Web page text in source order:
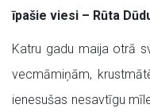
īpašie viesi – Rūta
Katru gadu maija otrā
vecmāmiņām,
ienesušas nesavtīgu